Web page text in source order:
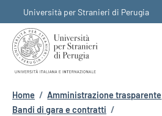
Università per Stranieri di Perugia
Briciole di pane
Home / Amministrazione trasparente
Bandi di gara e contratti /